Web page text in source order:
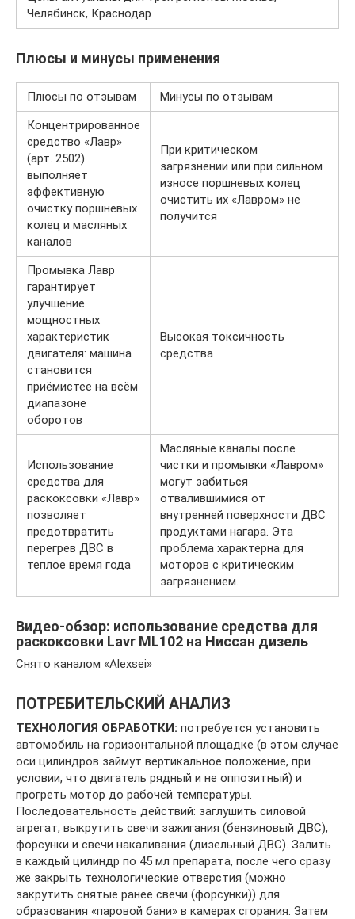
Челябинск, Краснодар
Плюсы и минусы применения
Плюсы по отзывам
Минусы по отзывам
Концентрированное
средство «Лавр»
(арт. 2502)
выполняет
эффективную
очистку поршневых
колец и масляных
каналов
При критическом
загрязнении или при сильном
износе поршневых колец
очистить их «Лавром» не
получится
Промывка Лавр
гарантирует
улучшение
мощностных
характеристик
двигателя: машина
становится
приёмистее на всём
диапазоне
оборотов
Высокая токсичность
средства
Использование
средства для
раскоксовки «Лавр»
позволяет
предотвратить
перегрев ДВС в
теплое время года
Масляные каналы после
чистки и промывки «Лавром»
могут забиться
отвалившимися от
внутренней поверхности ДВС
продуктами нагара. Эта
проблема характерна для
моторов с критическим
загрязнением.
Видео-обзор: использование средства для
раскоксовки Lavr ML102 на Ниссан дизель
Снято каналом «Alexsei»
ПОТРЕБИТЕЛЬСКИЙ АНАЛИЗ
ТЕХНОЛОГИЯ ОБРАБОТКИ: потребуется установить
автомобиль на горизонтальной площадке (в этом случае
оси цилиндров займут вертикальное положение, при
условии, что двигатель рядный и не оппозитный) и
прогреть мотор до рабочей температуры.
Последовательность действий: заглушить силовой
агрегат, выкрутить свечи зажигания (бензиновый ДВС),
форсунки и свечи накаливания (дизельный ДВС). Залить
в каждый цилиндр по 45 мл препарата, после чего сразу
же закрыть технологические отверстия (можно
закрутить снятые ранее свечи (форсунки)) для
образования «паровой бани» в камерах сгорания. Затем